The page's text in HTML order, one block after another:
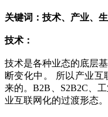
关键词：技术、产业、
技术：
技术是各种业态的底层
断变化中。 所以产业互
来的。B2B、S2B2C、
业互联网化的过渡形态。